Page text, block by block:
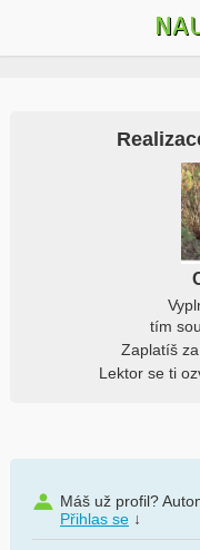
tím
Zaplatíš
Lektor se ti
Máš už profil?
Přihlas se↓